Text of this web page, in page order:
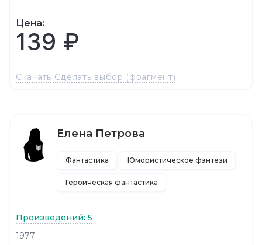
Цена:
139 ₽
Скачать Сделать выбор (фрагмент)
Елена Петрова
Фантастика Юмористическое фэнтези
Героическая фантастика
Произведений: 5
1977